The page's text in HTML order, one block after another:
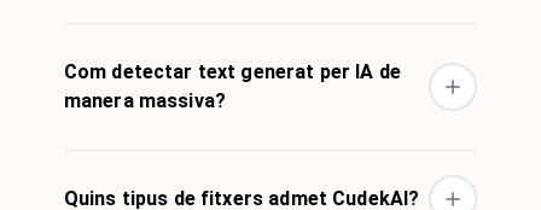
Com detectar text generat per IA de
manera massiva?
Quins tipus de fitxers admet CudekAI?